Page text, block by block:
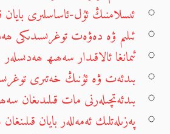
ئىسلامنىڭ ئۇل-ئاساسلىرى بايان
ئىلىم ۋە دەۋەت توغرىسىدىكى
ئىمانغا ئالاقىدار سەھىھ ھەدىسلەر
بىدئەت ۋە ئۇنىڭ خەتىرى
بىدئەتچىلەرنى مات قىلىدىغان
پەزىلەتلىك ئەمەللەر بايان